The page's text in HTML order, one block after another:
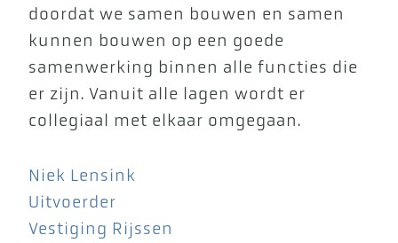
doordat we samen bouwen en samen
kunnen bouwen op een goede
samenwerking binnen alle functies die
er zijn. Vanuit alle lagen wordt er
collegiaal met elkaar omgegaan.
Niek Lensink
Uitvoerder
Vestiging Rijssen